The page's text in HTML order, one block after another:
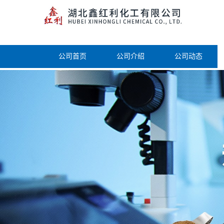
公司首页 公司介绍 公司动态